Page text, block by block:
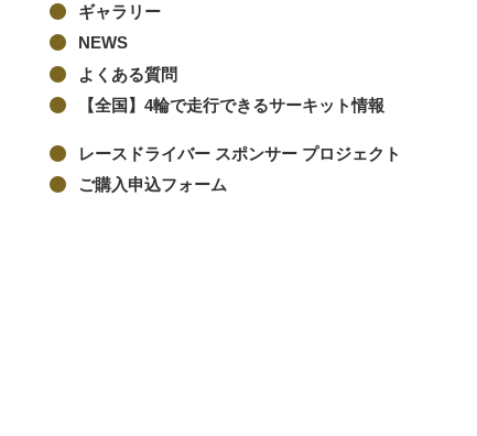
ギャラリー
NEWS
よくある質問
【全国】4輪で走行できるサーキット情報
レースドライバー スポンサー プロジェクト
ご購入申込フォーム